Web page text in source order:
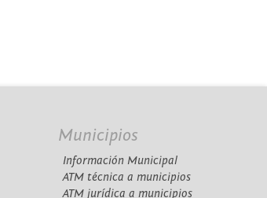
Municipios
Información Municipal
ATM técnica a municipios
ATM jurídica a municipios